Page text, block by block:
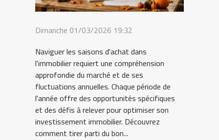
Dimanche 01/03/2026 19:32
Naviguer les saisons d'achat dans
l'immobilier requiert une compréhension
approfondie du marché et de ses
fluctuations annuelles. Chaque période de
l'année offre des opportunités spécifiques
et des défis à relever pour optimiser son
investissement immobilier. Découvrez
comment tirer parti du bon...